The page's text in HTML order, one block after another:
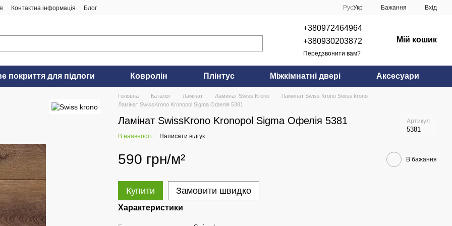
Контактна інформація Блог РусУкр Бажання Вхід
+380972464964
+380930203872
Передзвонити вам?
Мій кошик
покриття для підлоги Ковролін Плінтус Міжкімнатні двері Аксесуари
Головна Каталог Ламінат Ламинат Swiss Krono
Ламинат Swiss Krono Swiss krono
Ламінат SwissKrono Kronopol Sigma Офелія 5381
Ламінат SwissKrono Kronopol Sigma Офелія 5381 Артикул
5381
В наявності Написати відгук
590 грн/м² В бажання
Купити Замовити швидко
Характеристики